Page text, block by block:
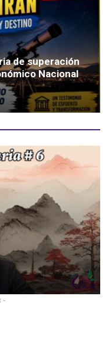
de superación
Nacional
-